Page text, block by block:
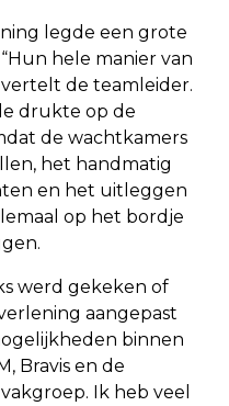
legde een grote
hele manier van
de teamleider.
drukte op de
de wachtkamers
het handmatig
en het uitleggen
op het bordje
werd gekeken of
aangepast
binnen
Bravis en de
Ik heb veel